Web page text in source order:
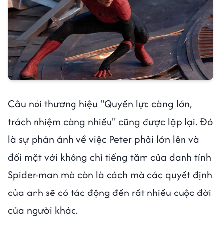
Câu nói thương hiệu "Quyền lực càng lớn,
trách nhiệm càng nhiều" cũng được lặp lại. Đó
là sự phản ánh về việc Peter phải lớn lên và
đối mặt với không chỉ tiếng tăm của danh tính
Spider-man mà còn là cách mà các quyết định
của anh sẽ có tác động đến rất nhiều cuộc đời
của người khác.